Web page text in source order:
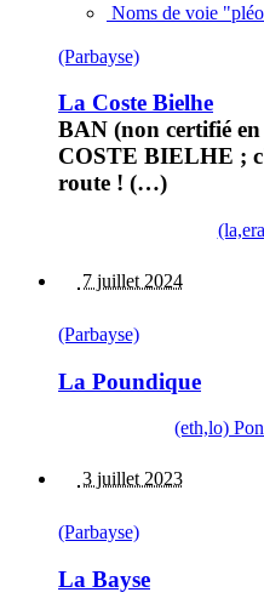
Noms de voie
(Parbayse)
La Coste Bielhe
BAN (non certifié
COSTE BIELHE ;
route ! (…)
7 juillet 2024
(Parbayse)
La Poundique
(eth,lo)
3 juillet 2023
(Parbayse)
La Bayse